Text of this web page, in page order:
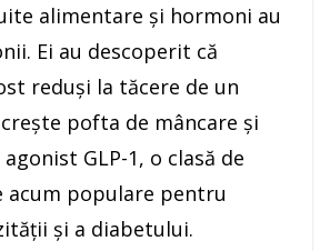
alimentare şi hormoni au
Ei au descoperit că
reduşi la tăcere de un
pofta de mâncare şi
GLP-1, o clasă de
acum populare pentru
şi a diabetului.